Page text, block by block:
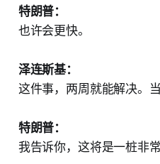
特朗普：
也许会更快。
泽连斯基：
这件事，两周就能解决。当
特朗普：
我告诉你，这将是一桩非